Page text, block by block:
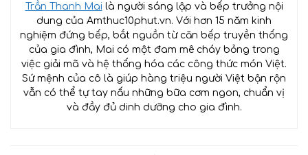
Trần Thanh Mai là người sáng lập và bếp trưởng nội
dung của Amthuc10phut.vn. Với hơn 15 năm kinh
nghiệm đứng bếp, bắt nguồn từ căn bếp truyền thống
của gia đình, Mai có một đam mê cháy bỏng trong
việc giải mã và hệ thống hóa các công thức món Việt.
Sứ mệnh của cô là giúp hàng triệu người Việt bận rộn
vẫn có thể tự tay nấu những bữa cơm ngon, chuẩn vị
và đầy đủ dinh dưỡng cho gia đình.